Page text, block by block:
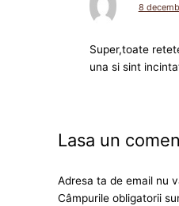
8
Super,toate
una si sint
Lasa un
Adresa ta de email nu
Câmpurile obligatorii